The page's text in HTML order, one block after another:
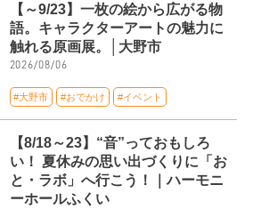
【～9/23】一枚の絵から広がる物
語。キャラクターアートの魅力に
触れる原画展。│大野市
2026/08/06
#大野市 #おでかけ #イベント
【8/18～23】“音”っておもしろ
い！ 夏休みの思い出づくりに「お
と・ラボ」へ行こう！｜ハーモニ
ーホールふくい